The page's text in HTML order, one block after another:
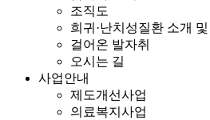
조직도
희귀·난치성질환 소개
걸어온 발자취
오시는 길
사업안내
제도개선사업
의료복지사업